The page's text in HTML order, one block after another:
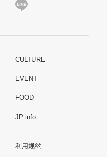
CULTURE
EVENT
FOOD
JP info
利用规约